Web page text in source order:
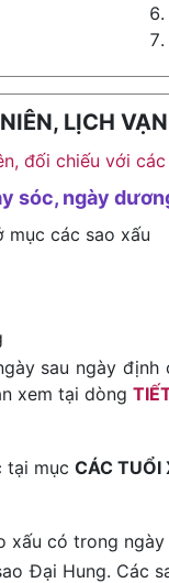
LỊCH
đối chiếu với
sóc, ngày
mục các sao xấu
sau ngày
xem tại dòng
tại mục CÁC TUỔI
xấu có trong ngày
Đại Hung. Các